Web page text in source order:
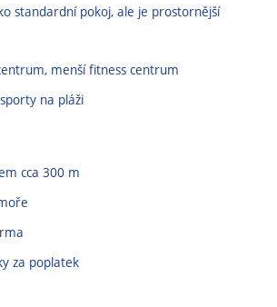
standardní pokoj, ale je prostornější
menší fitness centrum
na pláži
cca 300 m
za poplatek